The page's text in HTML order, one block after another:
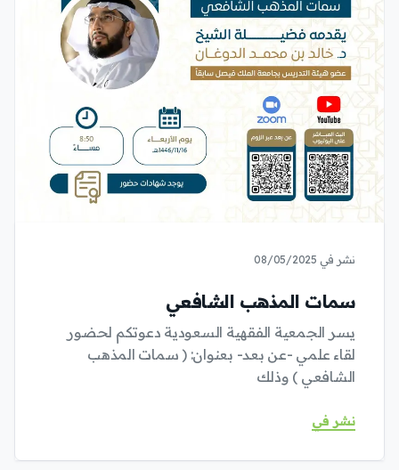
نشر في 08/05/2025
سمات المذهب الشافعي
يسر الجمعية الفقهية السعودية دعوتكم لحضور
لقاء علمي -عن بعد- بعنوان: ( سمات المذهب
الشافعي ) وذلك
نشر في